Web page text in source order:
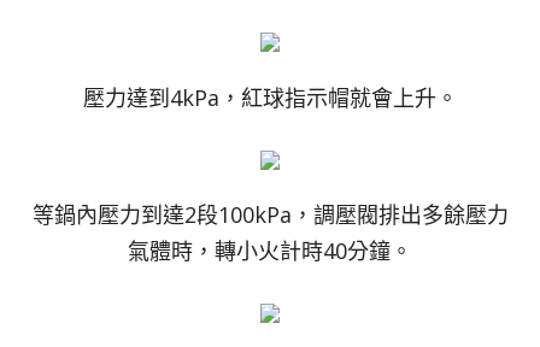
壓力達到4kPa，紅球指示帽就會上升。
等鍋內壓力到達2段100kPa，調壓閥排出多餘壓力
氣體時，轉小火計時40分鐘。